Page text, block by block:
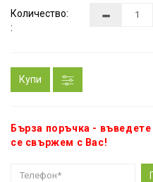
Количество:
:
Купи
Бърза поръчка -
се свържем с Вас!